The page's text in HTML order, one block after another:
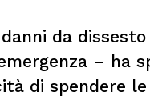
da
– ha
di spendere le